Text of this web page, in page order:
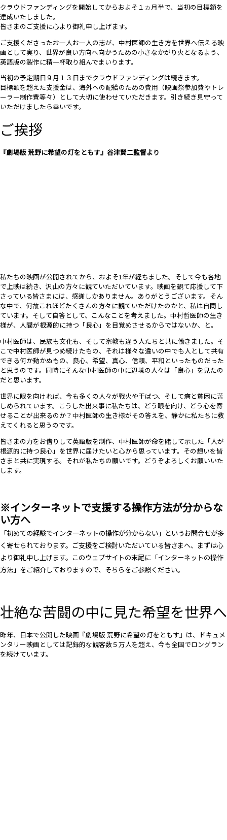
クラウドファンディングを開始してからおよそ１ヵ月半で、当初の目標額を
達成いたしました。
皆さまのご支援に心より御礼申し上げます。
ご支援くださったお一人お一人の志が、中村医師の生き方を世界へ伝える映
画として実り、世界が良い方向へ向かうための小さなかがり火となるよう、
英語版の製作に精一杯取り組んでまいります。
当初の予定期日９月１３日までクラウドファンディングは続きます。
目標額を超えた支援金は、海外への配給のための費用（映画祭参加費やトレ
ーラー制作費等々）として大切に使わせていただきます。引き続き見守って
いただけましたら幸いです。
ご挨拶
『劇場版 荒野に希望の灯をともす』谷津賢二監督より
私たちの映画が公開されてから、およそ1年が経ちました。そして今も各地
で上映は続き、沢山の方々に観ていただいています。映画を観て応援して下
さっている皆さまには、感謝しかありません。ありがとうございます。そん
な中で、何故これほどたくさんの方々に観ていただけたのかと、私は自問し
ています。そして自答として、こんなことを考えました。中村哲医師の生き
様が、人間が根源的に持つ「良心」を目覚めさせるからではないか、と。
中村医師は、民族も文化も、そして宗教も違う人たちと共に働きました。そ
こで中村医師が見つめ続けたもの、それは様々な違いの中でも人として共有
できる何か動かぬもの、良心、希望、真心、信頼、平和といったものだった
と思うのです。同時にそんな中村医師の中に辺境の人々は「良心」を見たの
だと思います。
世界に眼を向ければ、今も多くの人々が戦火や干ばつ、そして病と貧困に苦
しめられています。こうした出来事に私たちは、どう眼を向け、どう心を寄
せることが出来るのか？中村医師の生き様がその答えを、静かに私たちに教
えてくれると思うのです。
皆さまの力をお借りして英語版を制作、中村医師が命を賭して示した「人が
根源的に持つ良心」を世界に届けたいと心から思っています。その想いを皆
さまと共に実現する。それが私たちの願いです。どうぞよろしくお願いいた
します。
※インターネットで支援する操作方法が分からな
い方へ
「初めての経験でインターネットの操作が分からない」というお問合せが多
く寄せられております。ご支援をご検討いただいている皆さまへ、まずは心
より御礼申し上げます。このウェブサイトの末尾に「インターネットの操作
方法」をご紹介しておりますので、そちらをご参照ください。
壮絶な苦闘の中に見た希望を世界へ
昨年、日本で公開した映画『劇場版 荒野に希望の灯をともす』は、ドキュメ
ンタリー映画としては記録的な観客数５万人を超え、今も全国でロングラン
を続けています。